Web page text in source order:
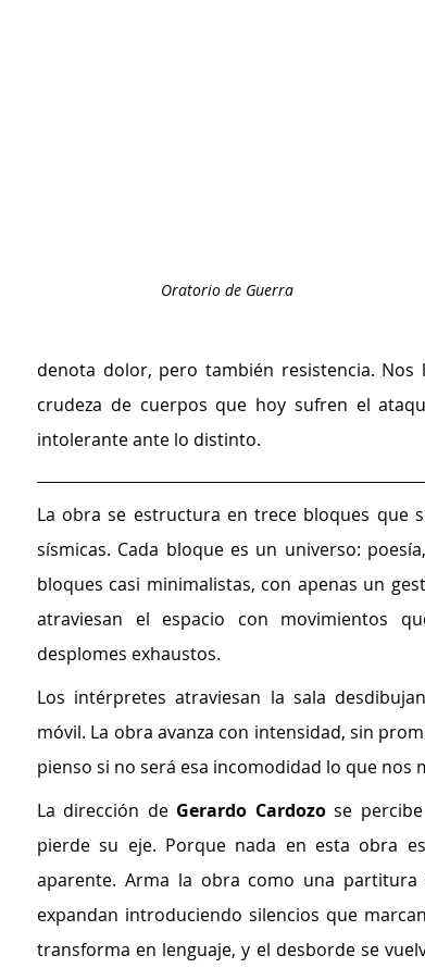
Oratorio de Guerra
denota dolor, pero también resistencia.
crudeza de cuerpos que hoy sufren el
intolerante ante lo distinto.
La obra se estructura en trece bloques que
sísmicas. Cada bloque es un universo:
bloques casi minimalistas, con apenas un
atraviesan el espacio con movimientos
desplomes exhaustos.
Los intérpretes atraviesan la sala
móvil. La obra avanza con intensidad, sin
pienso si no será esa incomodidad lo que nos
La dirección de Gerardo Cardozo se
pierde su eje. Porque nada en esta obra
aparente. Arma la obra como una
expandan introduciendo silencios que
transforma en lenguaje, y el desborde se